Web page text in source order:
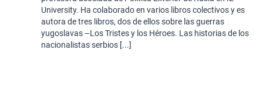
University. Ha colaborado en varios libros colectivos y es
autora de tres libros, dos de ellos sobre las guerras
yugoslavas –Los Tristes y los Héroes. Las historias de los
nacionalistas serbios [...]